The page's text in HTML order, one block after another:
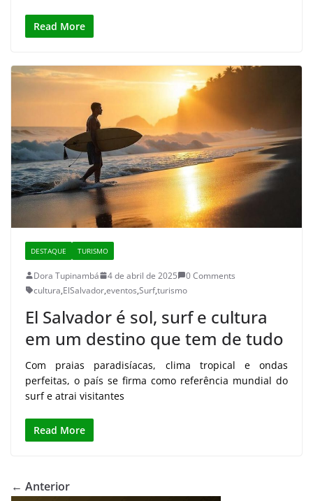
Read More
DESTAQUE TURISMO
Dora Tupinambá 4 de abril de 2025
0 Comments
cultura,ElSalvador,eventos,Surf,turismo
El Salvador é sol, surf e cultura
em um destino que tem de tudo
Com praias paradisíacas, clima tropical e ondas
perfeitas, o país se firma como referência mundial do
surf e atrai visitantes
Read More
← Anterior